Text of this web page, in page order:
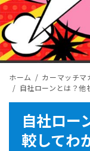
ホーム
カーマッチマ
自社ローンとは？他
自社ロー
較してわ